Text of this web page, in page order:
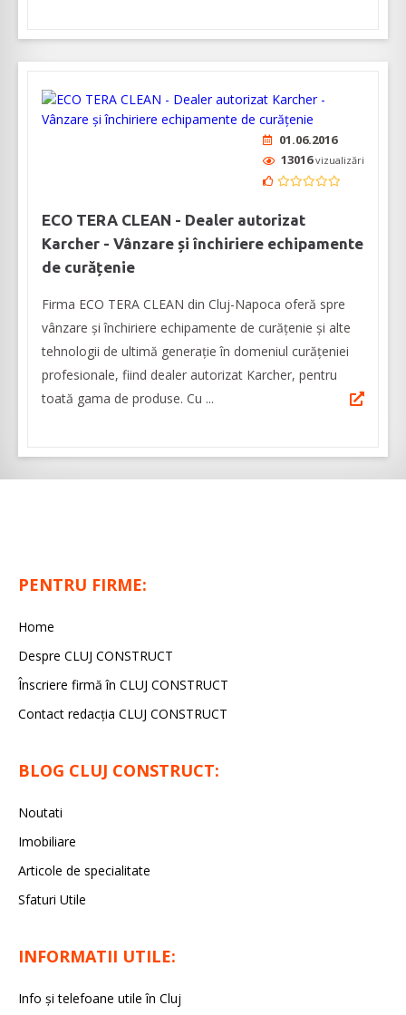
01.06.2016
13016vizualizări
ECO TERA CLEAN - Dealer autorizat
Karcher - Vânzare și închiriere echipamente
de curățenie
Firma ECO TERA CLEAN din Cluj-Napoca oferă spre
vânzare și închiriere echipamente de curățenie și alte
tehnologii de ultimă generație în domeniul curățeniei
profesionale, fiind dealer autorizat Karcher, pentru
toată gama de produse. Cu ...
PENTRU FIRME:
Home
Despre CLUJ CONSTRUCT
Înscriere firmă în CLUJ CONSTRUCT
Contact redacția CLUJ CONSTRUCT
BLOG CLUJ CONSTRUCT:
Noutati
Imobiliare
Articole de specialitate
Sfaturi Utile
INFORMATII UTILE:
Info și telefoane utile în Cluj